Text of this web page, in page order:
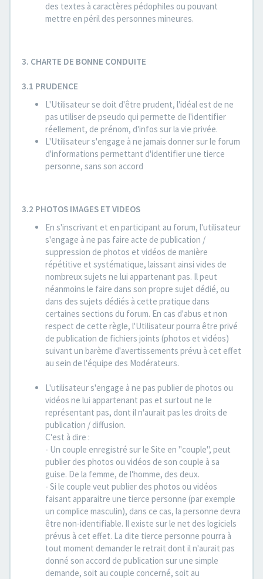
des textes à caractères pédophiles ou pouvant
mettre en péril des personnes mineures.
3. CHARTE DE BONNE CONDUITE
3.1 PRUDENCE
L'Utilisateur se doit d'être prudent, l'idéal est de ne
pas utiliser de pseudo qui permette de l'identifier
réellement, de prénom, d'infos sur la vie privée.
L'Utilisateur s'engage à ne jamais donner sur le forum
d'informations permettant d'identifier une tierce
personne, sans son accord
3.2 PHOTOS IMAGES ET VIDEOS
En s'inscrivant et en participant au forum, l'utilisateur
s'engage à ne pas faire acte de publication /
suppression de photos et vidéos de manière
répétitive et systématique, laissant ainsi vides de
nombreux sujets ne lui appartenant pas. Il peut
néanmoins le faire dans son propre sujet dédié, ou
dans des sujets dédiés à cette pratique dans
certaines sections du forum. En cas d'abus et non
respect de cette règle, l'Utilisateur pourra être privé
de publication de fichiers joints (photos et vidéos)
suivant un barème d'avertissements prévu à cet effet
au sein de l'équipe des Modérateurs.
L'utilisateur s'engage à ne pas publier de photos ou
vidéos ne lui appartenant pas et surtout ne le
représentant pas, dont il n'aurait pas les droits de
publication / diffusion.
C'est à dire :
- Un couple enregistré sur le Site en "couple", peut
publier des photos ou vidéos de son couple à sa
guise. De la femme, de l'homme, des deux.
- Si le couple veut publier des photos ou vidéos
faisant apparaitre une tierce personne (par exemple
un complice masculin), dans ce cas, la personne devra
être non-identifiable. Il existe sur le net des logiciels
prévus à cet effet. La dite tierce personne pourra à
tout moment demander le retrait dont il n'aurait pas
donné son accord de publication sur une simple
demande, soit au couple concerné, soit au